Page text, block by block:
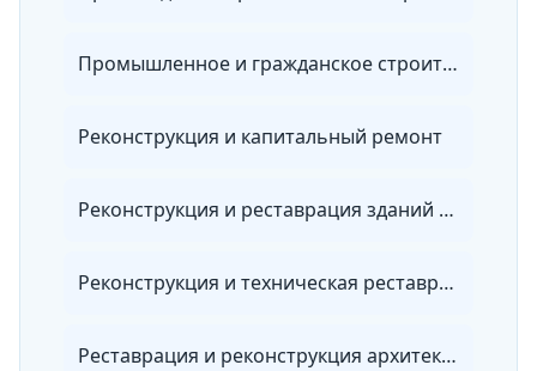
Промышленное и гражданское строительство
Реконструкция и капитальный ремонт
Реконструкция и реставрация зданий и сооружений
Реконструкция и техническая реставрация зданий и сооружений
Реставрация и реконструкция архитектурного наследия